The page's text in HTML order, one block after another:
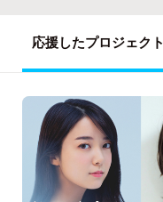
応援したプロジェクト